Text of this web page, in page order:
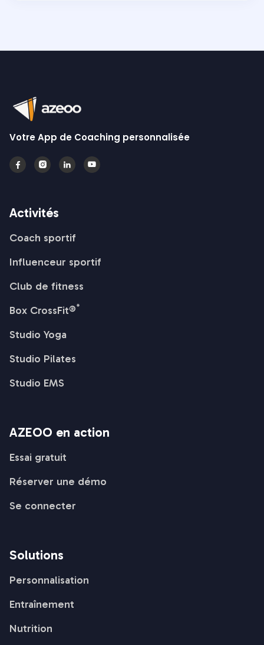
Votre App de Coaching personnalisée
   
Activités
Coach sportif
Influenceur sportif
Club de fitness
Box CrossFit®*
Studio Yoga
Studio Pilates
Studio EMS
AZEOO en action
Essai gratuit
Réserver une démo
Se connecter
Solutions
Personnalisation
Entraînement
Nutrition